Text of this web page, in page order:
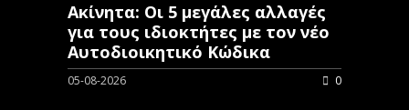
Ακίνητα: Οι 5 μεγάλες αλλαγές
για τους ιδιοκτήτες με τον νέο
Αυτοδιοικητικό Κώδικα
05-08-2026 0